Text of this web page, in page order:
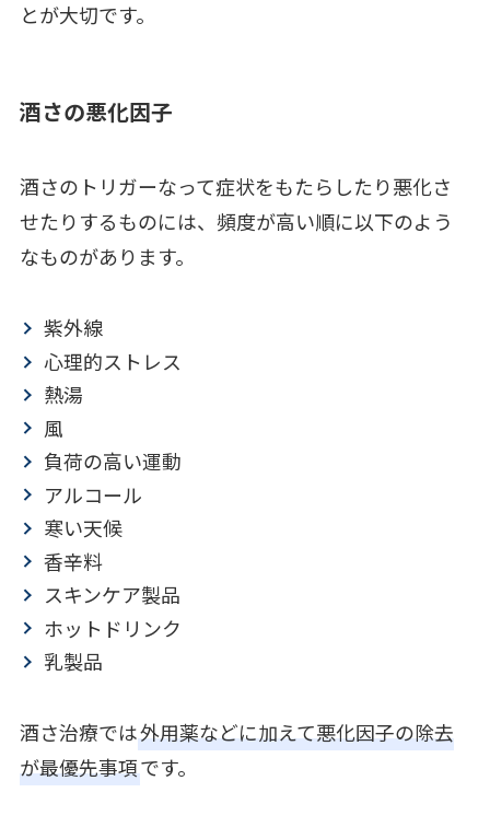
とが大切です。
酒さの悪化因子
酒さのトリガーなって症状をもたらしたり悪化さ
せたりするものには、頻度が高い順に以下のよう
なものがあります。
紫外線
心理的ストレス
熱湯
風
負荷の高い運動
アルコール
寒い天候
香辛料
スキンケア製品
ホットドリンク
乳製品
酒さ治療では外用薬などに加えて悪化因子の除去
が最優先事項です。